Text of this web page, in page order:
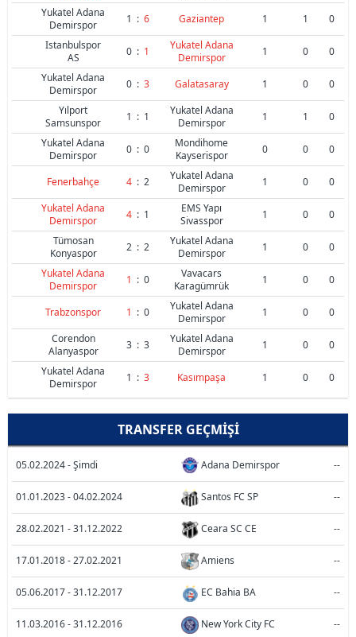
Yukatel Adana
Demirspor
1 : 6 Gaziantep 1 1
0
Istanbulspor
AS
0 : 1
Yukatel Adana
Demirspor
1 0
0
Yukatel Adana
Demirspor
0 : 3 Galatasaray 1 0
0
Yılport
Samsunspor
1 : 1
Yukatel Adana
Demirspor
1 1
0
Yukatel Adana
Demirspor
0 : 0
Mondihome
Kayserispor
0 0 0
Fenerbahçe 4 : 2
Yukatel Adana
Demirspor
1 0
0
Yukatel Adana
Demirspor
4 : 1
EMS Yapı
Sivasspor
1 0
0
Tümosan
Konyaspor
2 : 2
Yukatel Adana
Demirspor
1 0
0
Yukatel Adana
Demirspor
1 : 0
Vavacars
Karagümrük
1 0 0
Trabzonspor 1 : 0
Yukatel Adana
Demirspor
1 0
0
Corendon
Alanyaspor
3 : 3
Yukatel Adana
Demirspor
1 0
0
Yukatel Adana
Demirspor
1 : 3 Kasımpaşa 1 0 0
TRANSFER GEÇMIŞI
05.02.2024 - Şimdi Adana Demirspor --
01.01.2023 - 04.02.2024 Santos FC SP --
28.02.2021 - 31.12.2022 Ceara SC CE --
17.01.2018 - 27.02.2021 Amiens --
05.06.2017 - 31.12.2017 EC Bahia BA --
11.03.2016 - 31.12.2016 New York City FC --